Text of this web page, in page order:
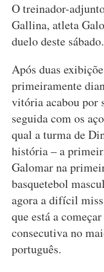
O treinador-
Gallina, atleta
duelo deste sábado.
Após duas
primeiramente
vitória acabou por
seguida com os
qual a turma de
história – a
Galomar na
basquetebol
agora a difícil
que está a
consecutiva no
português.